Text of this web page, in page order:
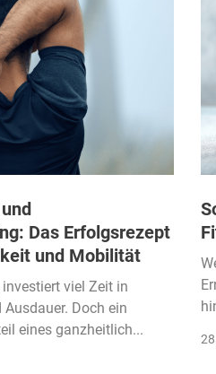
Das Erfolgsrezept
und Mobilität
viel Zeit in
Doch ein
eines ganzheitlich...